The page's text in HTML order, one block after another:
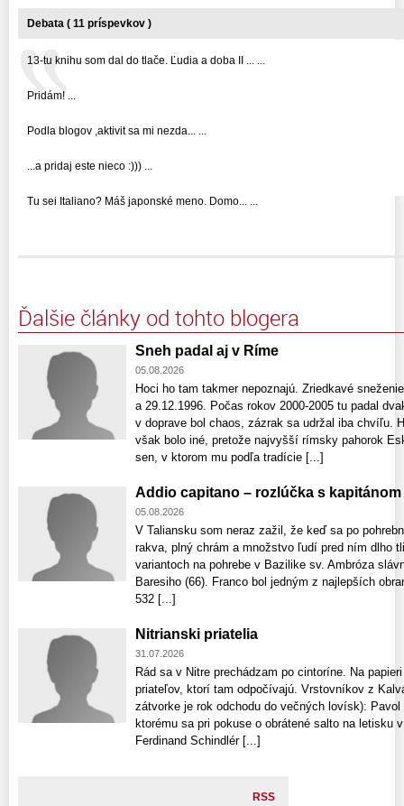
Debata ( 11 príspevkov )
13-tu knihu som dal do tlače. Ľudia a doba II ... ...
Pridám! ...
Podla blogov ,aktivit sa mi nezda... ...
...a pridaj este nieco :))) ...
Tu sei Italiano? Máš japonské meno. Domo... ...
Ďalšie články od tohto blogera
Sneh padal aj v Ríme
05.08.2026
Hoci ho tam takmer nepoznajú. Zriedkavé
a 29.12.1996. Počas rokov 2000-2005 tu padal
v doprave bol chaos, zázrak sa udržal iba chvíľu.
však bolo iné, pretože najvyšší rímsky pahorok
sen, v ktorom mu podľa tradície [...]
Addio capitano – rozlúčka s kapitánom
05.08.2026
V Taliansku som neraz zažil, že keď sa po
rakva, plný chrám a množstvo ľudí pred ním dlho
variantoch na pohrebe v Bazilike sv. Ambróza
Baresiho (66). Franco bol jedným z najlepších
532 [...]
Nitrianski priatelia
31.07.2026
Rád sa v Nitre prechádzam po cintoríne. Na
priateľov, ktorí tam odpočívajú. Vrstovníkov z
zátvorke je rok odchodu do večných lovísk):
ktorému sa pri pokuse o obrátené salto na letisku
Ferdinand Schindlér [...]
RSS